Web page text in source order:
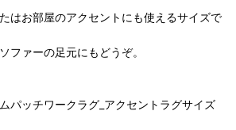
はお部屋のアクセントにも使えるサイズで
ファーの足元にもどうぞ。
パッチワークラグ_アクセントラグサイズ